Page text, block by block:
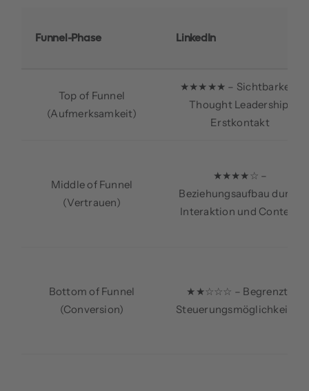
Funnel-Phase LinkedIn
Top of Funnel
(Aufmerksamkeit)
★★★★★ – Sichtbarkeit,
Thought Leadership,
Erstkontakt
Middle of Funnel
(Vertrauen)
★★★★☆ –
Beziehungsaufbau durch
Interaktion und Content
Bottom of Funnel
(Conversion)
★★☆☆☆ – Begrenzte
Steuerungsmöglichkeiten